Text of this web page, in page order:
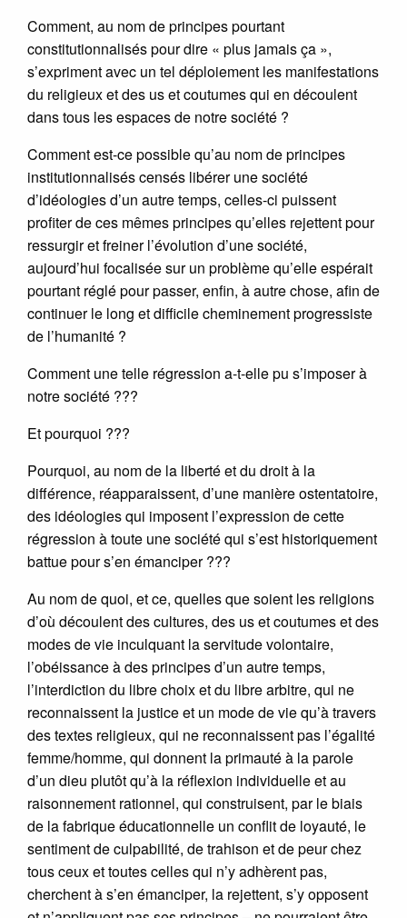
Comment, au nom de principes pourtant
constitutionnalisés pour dire « plus jamais ça »,
s’expriment avec un tel déploiement les manifestations
du religieux et des us et coutumes qui en découlent
dans tous les espaces de notre société ?
Comment est-ce possible qu’au nom de principes
institutionnalisés censés libérer une société
d’idéologies d’un autre temps, celles-ci puissent
profiter de ces mêmes principes qu’elles rejettent pour
ressurgir et freiner l’évolution d’une société,
aujourd’hui focalisée sur un problème qu’elle espérait
pourtant réglé pour passer, enfin, à autre chose, afin de
continuer le long et difficile cheminement progressiste
de l’humanité ?
Comment une telle régression a-t-elle pu s’imposer à
notre société ???
Et pourquoi ???
Pourquoi, au nom de la liberté et du droit à la
différence, réapparaissent, d’une manière ostentatoire,
des idéologies qui imposent l’expression de cette
régression à toute une société qui s’est historiquement
battue pour s’en émanciper ???
Au nom de quoi, et ce, quelles que soient les religions
d’où découlent des cultures, des us et coutumes et des
modes de vie inculquant la servitude volontaire,
l’obéissance à des principes d’un autre temps,
l’interdiction du libre choix et du libre arbitre, qui ne
reconnaissent la justice et un mode de vie qu’à travers
des textes religieux, qui ne reconnaissent pas l’égalité
femme/homme, qui donnent la primauté à la parole
d’un dieu plutôt qu’à la réflexion individuelle et au
raisonnement rationnel, qui construisent, par le biais
de la fabrique éducationnelle un conflit de loyauté, le
sentiment de culpabilité, de trahison et de peur chez
tous ceux et toutes celles qui n’y adhèrent pas,
cherchent à s’en émanciper, la rejettent, s’y opposent